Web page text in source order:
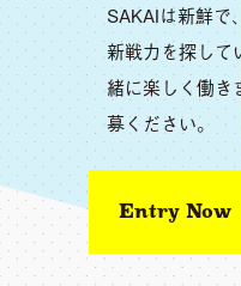
SAKAIは新鮮で
新戦力を探して
緒に楽しく働き
募ください。
Entry Now